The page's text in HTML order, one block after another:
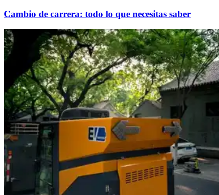
Cambio de carrera: todo lo que necesitas saber